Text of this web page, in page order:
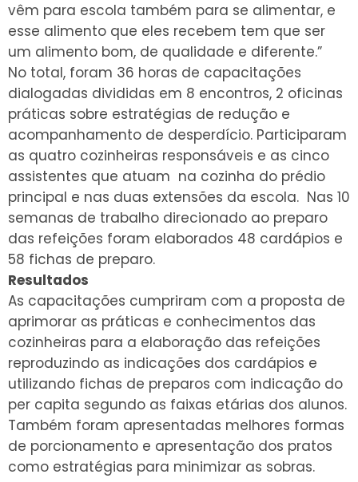
vêm para escola também para se alimentar, e
esse alimento que eles recebem tem que ser
um alimento bom, de qualidade e diferente.”
No total, foram 36 horas de capacitações
dialogadas divididas em 8 encontros, 2 oficinas
práticas sobre estratégias de redução e
acompanhamento de desperdício. Participaram
as quatro cozinheiras responsáveis e as cinco
assistentes que atuam na cozinha do prédio
principal e nas duas extensões da escola. Nas 10
semanas de trabalho direcionado ao preparo
das refeições foram elaborados 48 cardápios e
58 fichas de preparo.
Resultados
As capacitações cumpriram com a proposta de
aprimorar as práticas e conhecimentos das
cozinheiras para a elaboração das refeições
reproduzindo as indicações dos cardápios e
utilizando fichas de preparos com indicação do
per capita segundo as faixas etárias dos alunos.
Também foram apresentadas melhores formas
de porcionamento e apresentação dos pratos
como estratégias para minimizar as sobras.